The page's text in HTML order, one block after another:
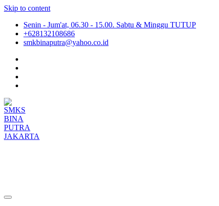
Skip to content
Senin - Jum'at, 06.30 - 15.00. Sabtu & Minggu TUTUP
+628132108686
smkbinaputra@yahoo.co.id